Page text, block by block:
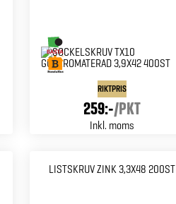
RIKTPRIS
259:-/PKT
Inkl. moms
LISTSKRUV ZINK 3,3X48 200ST